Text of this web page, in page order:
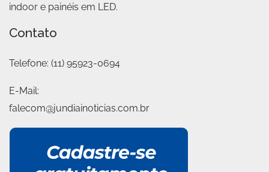
indoor e painéis em LED.
Contato
Telefone: (11) 95923-0694
E-Mail:
falecom@jundiainoticias.com.br